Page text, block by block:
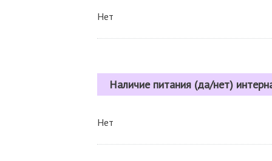
Нет
Наличие питания (да/нет)
Нет